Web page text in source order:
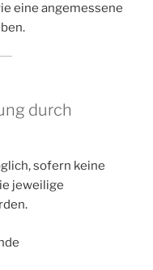
eine angemessene
durch
sofern keine
jeweilige